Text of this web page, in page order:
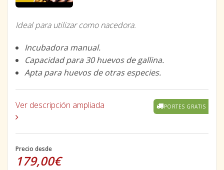
Ideal para utilizar como nacedora.
Incubadora manual.
Capacidad para 30 huevos de gallina.
Apta para huevos de otras especies.
Ver descripción ampliada PORTES GRATIS
Precio desde
179,00€